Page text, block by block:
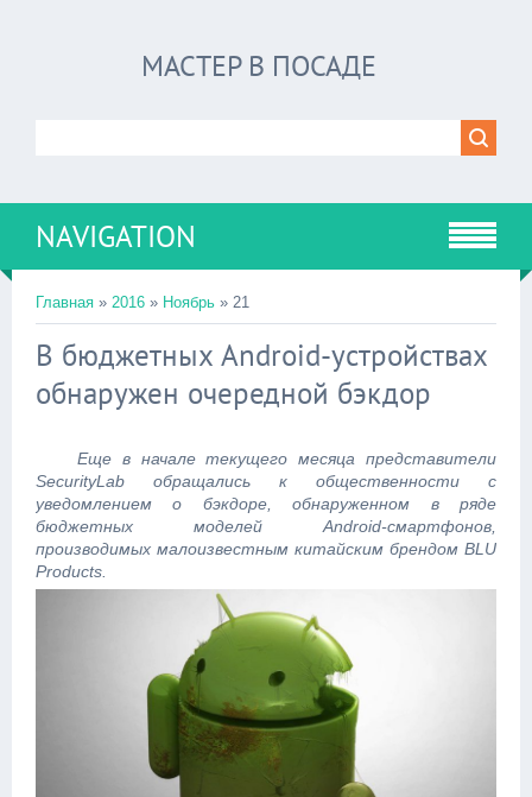
МАСТЕР В ПОСАДЕ
NAVIGATION
Главная » 2016 » Ноябрь » 21
В бюджетных Android-устройствах
обнаружен очередной бэкдор
Еще в начале текущего месяца представители
SecurityLab обращались к общественности с
уведомлением о бэкдоре, обнаруженном в ряде
бюджетных моделей Android-смартфонов,
производимых малоизвестным китайским брендом BLU
Products.